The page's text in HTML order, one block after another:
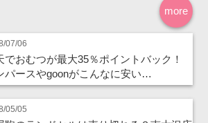
more
07/06
でおむつが最大35％ポイントバック！
パースやgoonがこんなに安い…
05/05